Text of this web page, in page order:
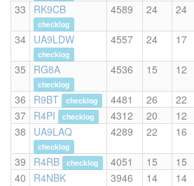
33 RK9CB
checklog
4589 24 24
34 UA9LDW
checklog
4557 24 17
35 RG8A
checklog
4536 15 12
36 R9BT checklog 4481 26 22
37 R4PI checklog 4312 20 12
38
UA9LAQ
checklog
4289 22 16
39 R4RB checklog 4051 15 15
40
R4NBK 3946 14 14